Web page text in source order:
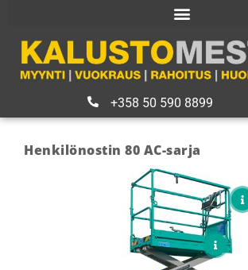
+358 50 590 8899
Henkilönostin 80 AC-sarja